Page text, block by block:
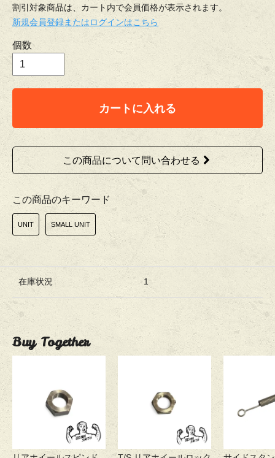
割引対象商品は、カート内で会員価格が表示されます。
新規会員登録またはログインはこちら
個数
カートに入れる
この商品について問い合わせる
この商品のキーワード
UNIT SMALL UNIT
在庫状況 1
Buy Together